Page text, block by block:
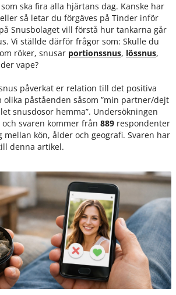
ska fira alla hjärtans dag. Kanske har
så letar du förgäves på Tinder inför
Snusbolaget vill förstå hur tankarna går
Vi ställde därför frågor som: Skulle du
röker, snusar portionssnus, lössnus,
vape?
påverkat er relation till det positiva
olika påståenden såsom ”min partner/dejt
snusdosor hemma”. Undersökningen
svaren kommer från 889 respondenter
kön, ålder och geografi. Svaren har
denna artikel.